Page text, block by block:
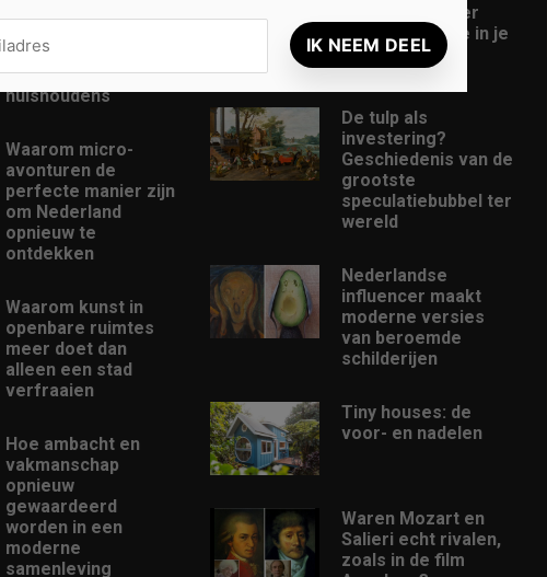
interessanter wordt
voor Nederlandse
huishoudens
Waarom micro-
avonturen de
perfecte manier zijn
om Nederland
opnieuw te
ontdekken
Waarom kunst in
openbare ruimtes
meer doet dan
alleen een stad
verfraaien
Hoe ambacht en
vakmanschap
opnieuw
gewaardeerd
worden in een
moderne
samenleving
8 tips voor meer
rust en energie in je
leefruimte
De tulp als
investering?
Geschiedenis van de
grootste
speculatiebubbel ter
wereld
Nederlandse
influencer maakt
moderne versies
van beroemde
schilderijen
Tiny houses: de
voor- en nadelen
Waren Mozart en
Salieri echt rivalen,
zoals in de film